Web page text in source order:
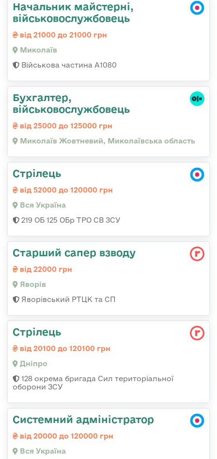
Начальник майстерні,
військовослужбовець
від 21000 до 21000 грн
Миколаїв
Військова частина А1080
Бухгалтер,
військовослужбовець
від 25000 до 125000 грн
Миколаїв Жовтневий, Миколаївська область
Стрілець
від 52000 до 120000 грн
Вся Україна
219 ОБ 125 ОБр ТРО СВ ЗСУ
Старший сапер взводу
від 22000 грн
Яворів
Яворівський РТЦК та СП
Стрілець
від 20100 до 120100 грн
Дніпро
128 окрема бригада Сил територіальної
оборони ЗСУ
Системний адміністратор
від 20000 до 120000 грн
Вся Україна